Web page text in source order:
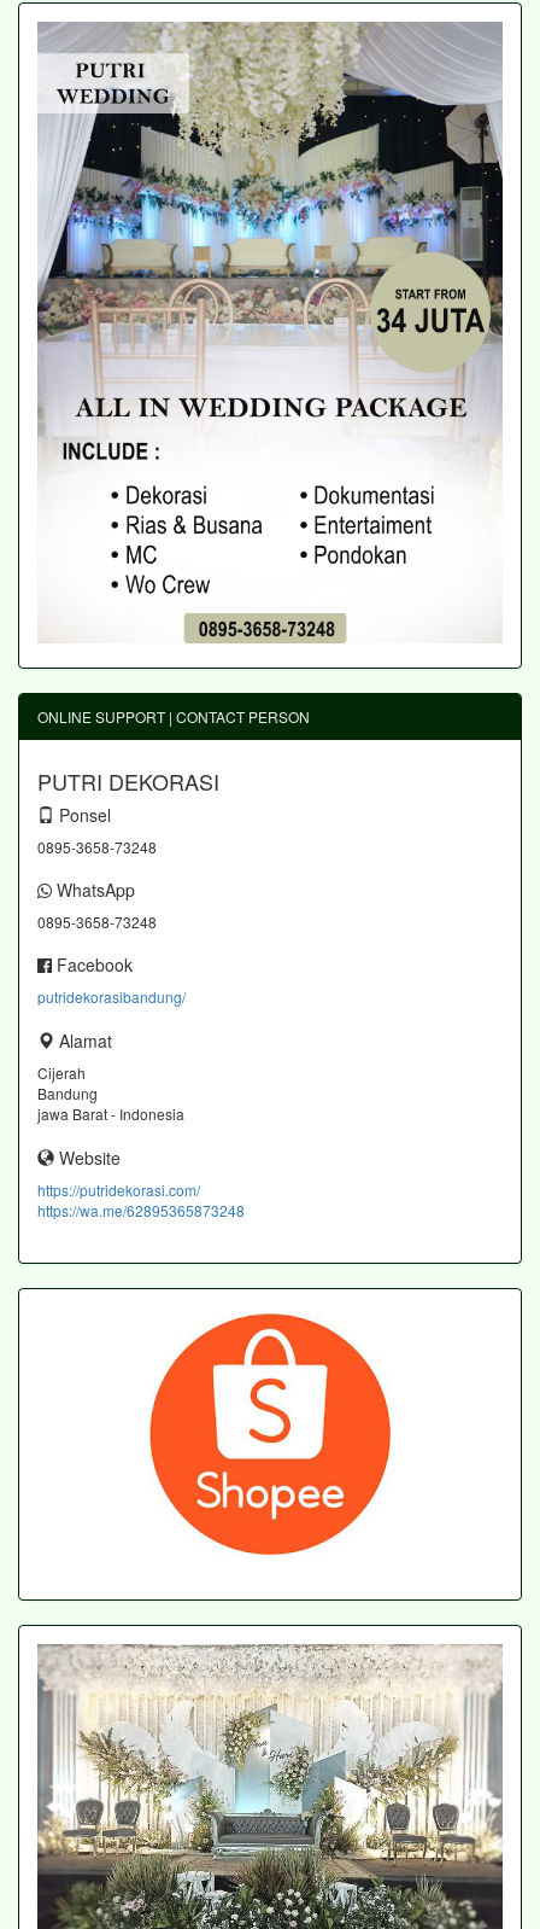
ONLINE SUPPORT | CONTACT PERSON
PUTRI DEKORASI
Ponsel
0895-3658-73248
WhatsApp
0895-3658-73248
Facebook
putridekorasibandung/
Alamat
Cijerah
Bandung
jawa Barat - Indonesia
Website
https://putridekorasi.com/
https://wa.me/62895365873248